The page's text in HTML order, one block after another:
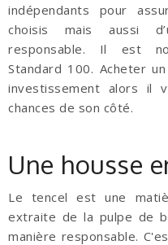
indépendants pour
choisis mais aussi
responsable. Il est
Standard 100. Acheter
investissement alors il
chances de son côté.
Une housse
Le tencel est une
extraite de la pulpe de
manière responsable.